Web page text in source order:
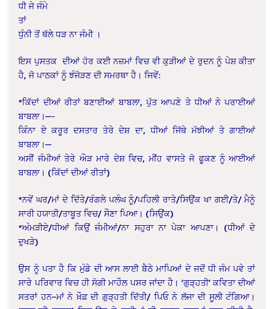
ਧੀ ਜੇ ਜੰਮੇ
ਤਾਂ
ਧੁੰਨੀ ਤੋਂ ਥੱਲੇ ਧੜ ਨਾ ਜੰਮੀ ।
ਇਸ ਪੁਸਤਕ ਦੀਆਂ ਹੋਰ ਕਈ ਨਜ਼ਮਾਂ ਵਿਚ ਵੀ ਕੁੜੀਆਂ ਦੇ ਰੁਦਨ ਨੂੰ ਪੇਸ਼ ਕੀਤਾ
ਹੈ, ਜੋ ਪਾਠਕਾਂ ਨੂੰ ਝੰਜੋੜਣ ਦੀ ਸਮਰਥਾ ਹੈ। ਜਿਵੇਂ:
*ਕਿੱਦਾਂ ਦੀਆਂ ਰੀਤਾਂ ਬਣਾਈਆਂ ਬਾਬਲਾ, ਪੁੱਤ ਆਪਣੇ ਤੇ ਧੀਆਂ ਨੇ ਪਰਾਈਆਂ
ਬਾਬਲਾ।—-
ਕਿੰਨਾ ਏ ਕਰੂਰ ਦਸਤਾਰ ਤੇਰੇ ਦੇਸ਼ ਦਾ, ਧੀਆਂ ਜਿੱਥੇ ਮੱਝੀਆਂ ਤੇ ਗਾਈਆਂ
ਬਾਬਲਾ।—
ਅਸੀਂ ਜੰਮੀਆਂ ਤੇਰੇ ਔੜ ਮਾਰੇ ਦੇਸ਼ ਵਿਚ, ਮੀਂਹ ਵਾਸਤੇ ਜੋ ਫੂਕਣ ਨੂੰ ਆਈਆਂ
ਬਾਬਲਾ। (ਕਿੱਦਾਂ ਦੀਆਂ ਰੀਤਾਂ)
*ਨਵੇਂ ਘਰ/ਮਾਂ ਦੇ ਦਿੱਤੇ/ਰੰਗਲੇ ਪਲੰਘ ਨੂੰ/ਪਹਿਲੀ ਰਾਤੇ/ਸਿਉਂਕ ਖਾ ਗਈ/ਤੇ/ ਮੈਨੂੰ
ਸਾਰੀ ਹਯਾਤੀ/ਤਾਬੂਤ ਵਿਚ/ ਸੌਣਾ ਪਿਆ। (ਸਿਉਂਕ)
*ਅੰਮੜੀਏ/ਧੀਆਂ ਕਿਉਂ ਜੰਮੀਆਂ/ਨਾ ਸਹੁਰਾ ਨਾ ਪੇਕਾ ਆਪਣਾ। (ਧੀਆਂ ਦੇ
ਦੁਖੜੇ)
ਉਸ ਨੂੰ ਪਤਾ ਹੈ ਕਿ ਮੁੰਡੇ ਦੀ ਆਸ ਲਾਈ ਬੈਠੇ ਮਾਪਿਆਂ ਦੇ ਜਦੋਂ ਧੀ ਜੰਮ ਪਵੇ ਤਾਂ
ਸਾਰੇ ਪਰਿਵਾਰ ਵਿਚ ਹੀ ਸੋਗੀ ਮਾਹੌਲ ਪਸਰ ਜਾਂਦਾ ਹੈ। ‘ਗੁੜ੍ਹਤੀ’ ਕਵਿਤਾ ਦੀਆਂ
ਸਤਰਾਂ ਹਨ–ਮਾਂ ਨੇ ਖ਼ੌਫ਼ ਦੀ ਗੁੜ੍ਹਤੀ ਦਿੱਤੀ/ ਪਿਓ ਨੇ ਲੱਜਾ ਦੀ ਸੂਲੀ ਟੰਗਿਆ।